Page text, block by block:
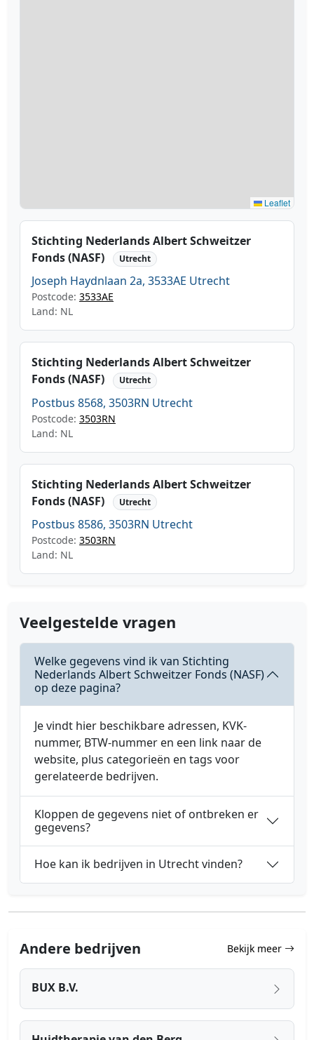
Leaflet
Stichting Nederlands Albert Schweitzer
Fonds (NASF)
Utrecht
Joseph Haydnlaan 2a, 3533AE Utrecht
Postcode: 3533AE
Land: NL
Stichting Nederlands Albert Schweitzer
Fonds (NASF)
Utrecht
Postbus 8568, 3503RN Utrecht
Postcode: 3503RN
Land: NL
Stichting Nederlands Albert Schweitzer
Fonds (NASF)
Utrecht
Postbus 8586, 3503RN Utrecht
Postcode: 3503RN
Land: NL
Veelgestelde vragen
Welke gegevens vind ik van Stichting
Nederlands Albert Schweitzer Fonds (NASF)
op deze pagina?
Je vindt hier beschikbare adressen, KVK-
nummer, BTW-nummer en een link naar de
website, plus categorieën en tags voor
gerelateerde bedrijven.
Kloppen de gegevens niet of ontbreken er
gegevens?
Hoe kan ik bedrijven in Utrecht vinden?
Andere bedrijven Bekijk meer
BUX B.V.